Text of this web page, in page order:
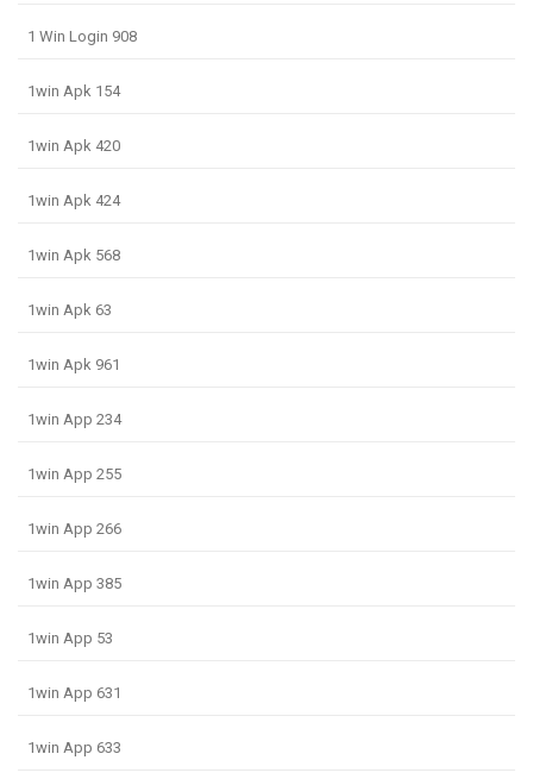
1 Win Login 908
1win Apk 154
1win Apk 420
1win Apk 424
1win Apk 568
1win Apk 63
1win Apk 961
1win App 234
1win App 255
1win App 266
1win App 385
1win App 53
1win App 631
1win App 633